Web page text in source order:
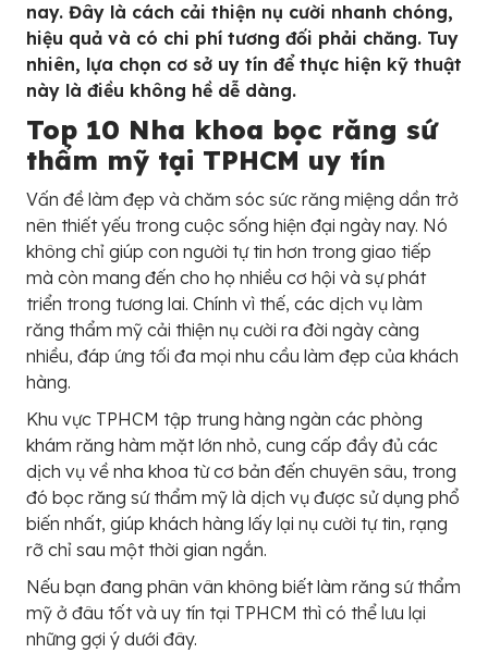
nay. Đây là cách cải thiện nụ cười nhanh chóng,
hiệu quả và có chi phí tương đối phải chăng. Tuy
nhiên, lựa chọn cơ sở uy tín để thực hiện kỹ thuật
này là điều không hề dễ dàng.
Top 10 Nha khoa bọc răng sứ
thẩm mỹ tại TPHCM uy tín
Vấn đề làm đẹp và chăm sóc sức răng miệng dần trở
nên thiết yếu trong cuộc sống hiện đại ngày nay. Nó
không chỉ giúp con người tự tin hơn trong giao tiếp
mà còn mang đến cho họ nhiều cơ hội và sự phát
triển trong tương lai. Chính vì thế, các dịch vụ làm
răng thẩm mỹ cải thiện nụ cười ra đời ngày càng
nhiều, đáp ứng tối đa mọi nhu cầu làm đẹp của khách
hàng.
Khu vực TPHCM tập trung hàng ngàn các phòng
khám răng hàm mặt lớn nhỏ, cung cấp đầy đủ các
dịch vụ về nha khoa từ cơ bản đến chuyên sâu, trong
đó bọc răng sứ thẩm mỹ là dịch vụ được sử dụng phổ
biến nhất, giúp khách hàng lấy lại nụ cười tự tin, rạng
rỡ chỉ sau một thời gian ngắn.
Nếu bạn đang phân vân không biết làm răng sứ thẩm
mỹ ở đâu tốt và uy tín tại TPHCM thì có thể lưu lại
những gợi ý dưới đây.